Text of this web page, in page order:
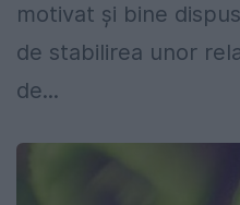
motivat şi bine
de stabilirea unor
de...